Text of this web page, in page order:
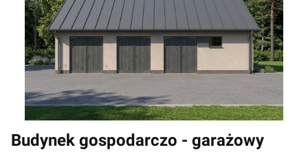
Budynek gospodarczo - garażowy